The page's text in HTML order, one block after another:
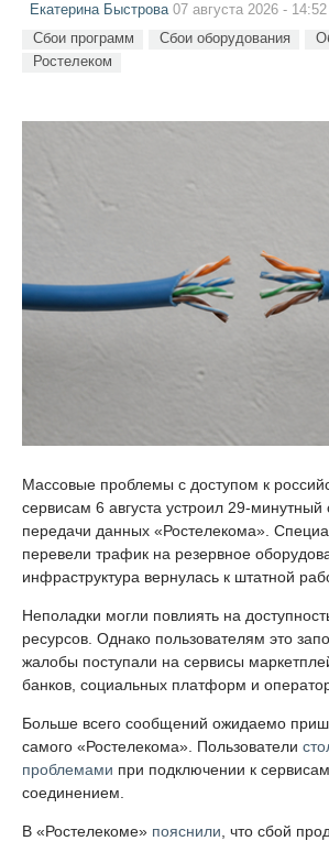
Екатерина Быстрова07 августа 2026 - 14:52
Сбои программ Сбои оборудования
Ростелеком
Массовые проблемы с доступом к
сервисам 6 августа устроил 29-минутный
передачи данных «Ростелекома».
перевели трафик на резервное
инфраструктура вернулась к штатной
Неполадки могли повлиять на
ресурсов. Однако пользователям это
жалобы поступали на сервисы
банков, социальных платформ и
Больше всего сообщений ожидаемо
самого «Ростелекома». Пользователи
проблемами при подключении к
соединением.
В «Ростелекоме» пояснили , что сбой